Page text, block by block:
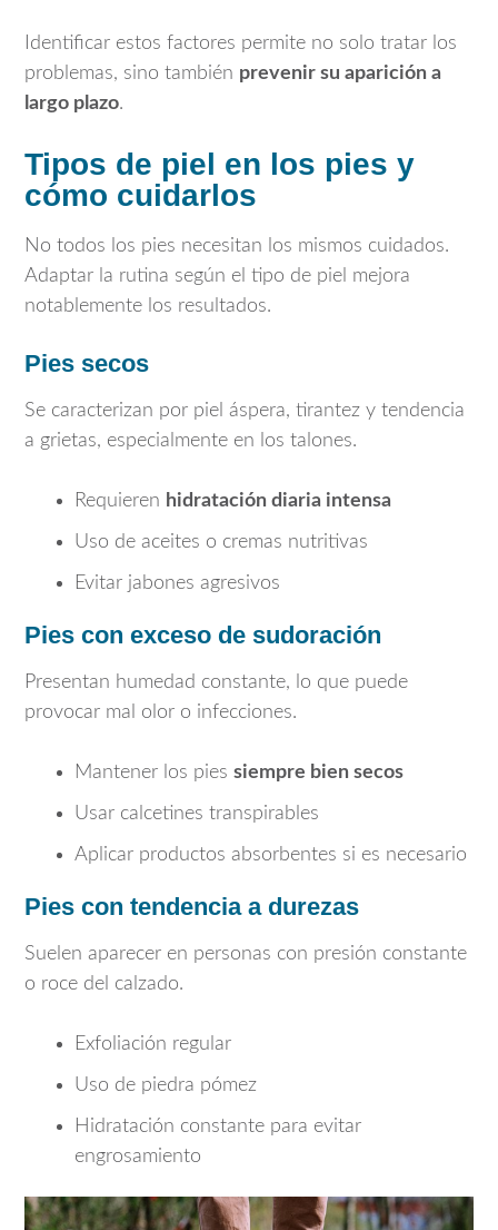
Identificar estos factores permite no solo tratar los
problemas, sino también prevenir su aparición a
largo plazo.
Tipos de piel en los pies y
cómo cuidarlos
No todos los pies necesitan los mismos cuidados.
Adaptar la rutina según el tipo de piel mejora
notablemente los resultados.
Pies secos
Se caracterizan por piel áspera, tirantez y tendencia
a grietas, especialmente en los talones.
Requieren hidratación diaria intensa
Uso de aceites o cremas nutritivas
Evitar jabones agresivos
Pies con exceso de sudoración
Presentan humedad constante, lo que puede
provocar mal olor o infecciones.
Mantener los pies siempre bien secos
Usar calcetines transpirables
Aplicar productos absorbentes si es necesario
Pies con tendencia a durezas
Suelen aparecer en personas con presión constante
o roce del calzado.
Exfoliación regular
Uso de piedra pómez
Hidratación constante para evitar
engrosamiento